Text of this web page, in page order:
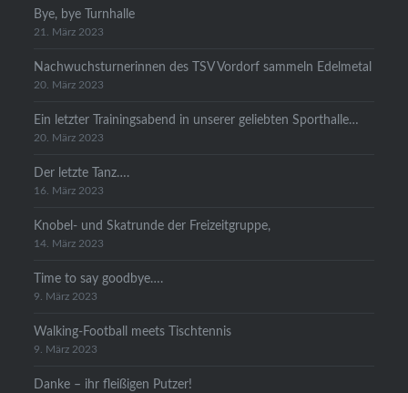
Bye, bye Turnhalle
21. März 2023
Nachwuchsturnerinnen des TSV Vordorf sammeln Edelmetal
20. März 2023
Ein letzter Trainingsabend in unserer geliebten Sporthalle…
20. März 2023
Der letzte Tanz….
16. März 2023
Knobel- und Skatrunde der Freizeitgruppe,
14. März 2023
Time to say goodbye….
9. März 2023
Walking-Football meets Tischtennis
9. März 2023
Danke – ihr fleißigen Putzer!